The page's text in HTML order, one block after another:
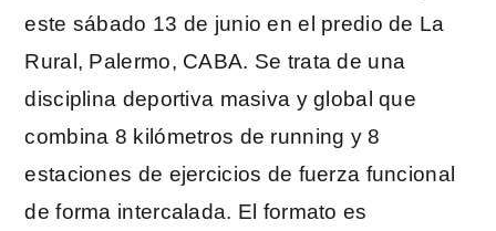
este sábado 13 de junio en el predio de La
Rural, Palermo, CABA. Se trata de una
disciplina deportiva masiva y global que
combina 8 kilómetros de running y 8
estaciones de ejercicios de fuerza funcional
de forma intercalada. El formato es